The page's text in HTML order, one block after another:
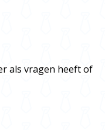
als vragen heeft of